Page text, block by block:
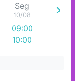
Seg
10/08
09:00
10:00